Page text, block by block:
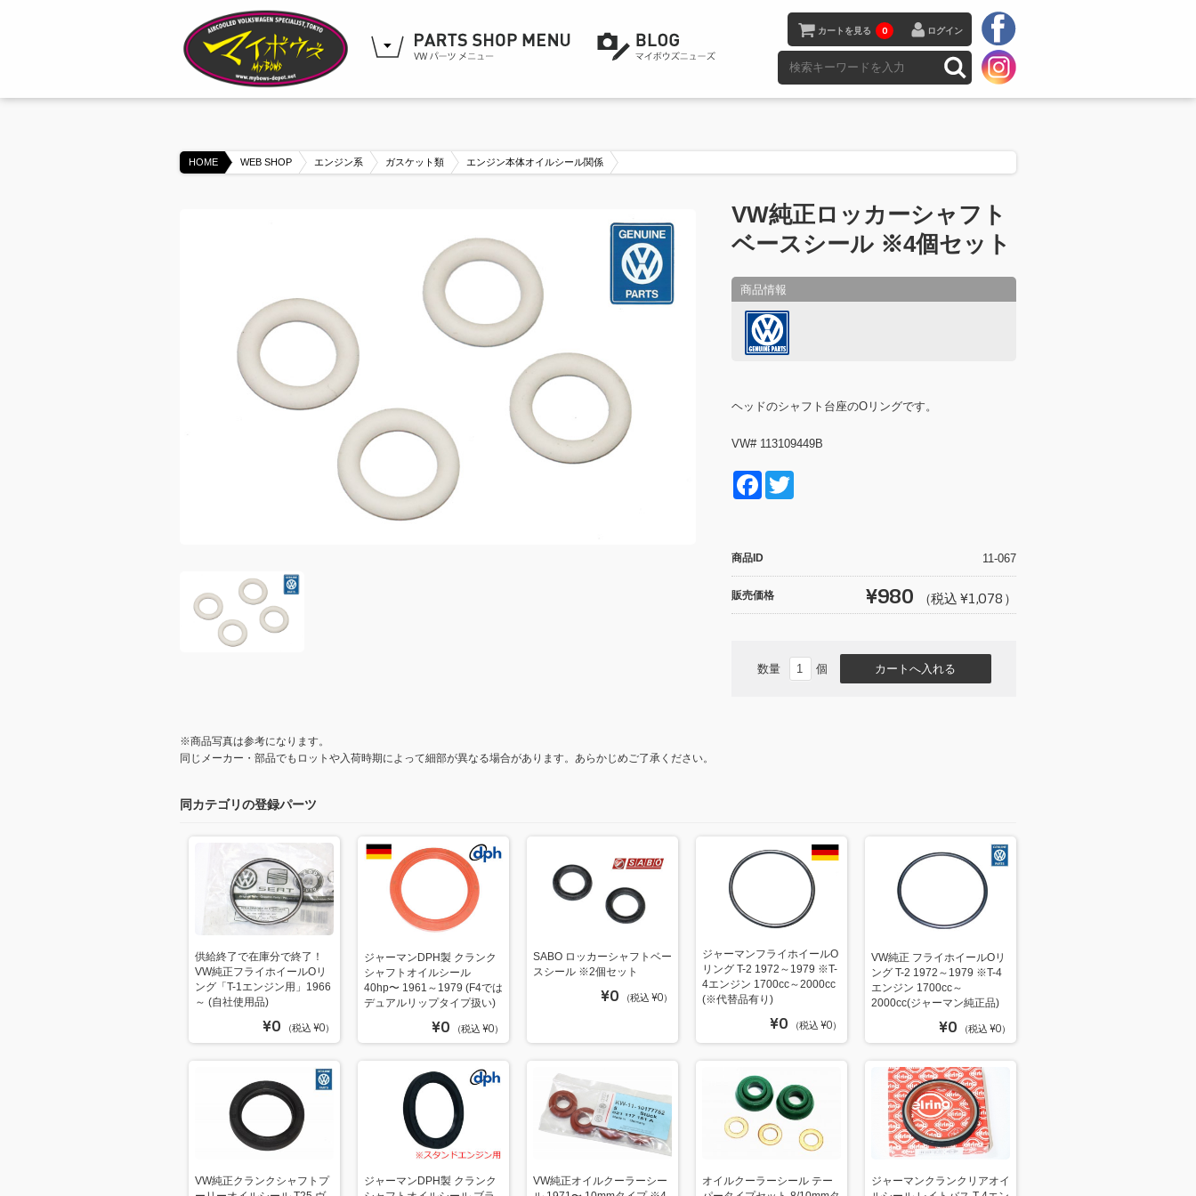
カートを見る 0 ログイン
HOME WEB SHOP エンジン系 ガスケット類 エンジン本体オイルシール関係
VW純正ロッカーシャフト
ベースシール ※4個セット
ヘッドのシャフト台座のOリングです。
VW# 113109449B
F
e
b
o
k
er
商品ID 11-067
販売価格 ¥980 （税込 ¥1,078）
数量 個
※商品写真は参考になります。
同じメーカー・部品でもロットや入荷時期によって細部が異なる場合があります。あらかじめご了承ください。
同カテゴリの登録パーツ
供給終了で在庫分で終了！
VW純正フライホイールOリ
ング「T-1エンジン用」1966
～ (自社使用品)
¥0 （税込 ¥0）
ジャーマンDPH製 クランク
シャフトオイルシール
40hp〜 1961～1979 (F4では
デュアルリップタイプ扱い)
¥0 （税込 ¥0）
SABO ロッカーシャフトベー
スシール ※2個セット
¥0 （税込 ¥0）
ジャーマンフライホイールO
リング T-2 1972～1979 ※T-
4エンジン 1700cc～2000cc
(※代替品有り)
¥0 （税込 ¥0）
VW純正 フライホイールOリ
ング T-2 1972～1979 ※T-4
エンジン 1700cc～
2000cc(ジャーマン純正品)
¥0 （税込 ¥0）
VW純正クランクシャフトプ
ジャーマンDPH製 クランク
VW純正オイルクーラーシー
オイルクーラーシール テー
ジャーマンクランクリアオイ